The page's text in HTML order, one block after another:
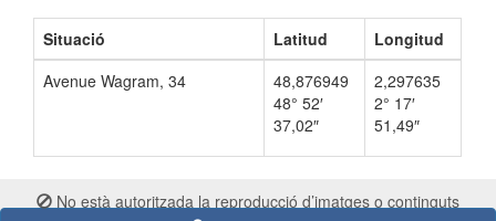
Situació Latitud
Longitud
Avenue Wagram, 34
48,876949
48° 52′
37,02″
2,297635
2° 17′
51,49″
No està autoritzada la reproducció d’imatges o continguts